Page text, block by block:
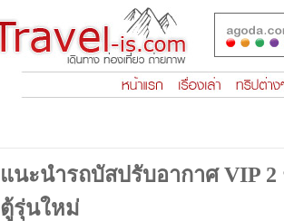
แนะนำรถบัสปรับอากาศ VIP
ตู้รุ่นใหม่